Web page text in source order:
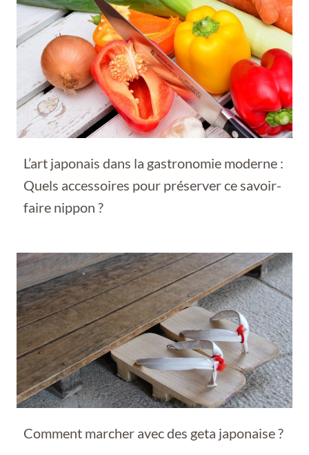
L’art japonais dans la gastronomie moderne :
Quels accessoires pour préserver ce savoir-
faire nippon ?
Comment marcher avec des geta japonaise ?